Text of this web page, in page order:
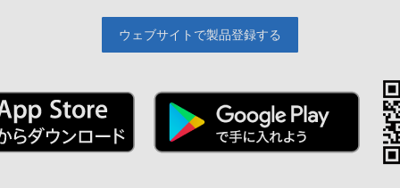
ウェブサイトで製品登録する